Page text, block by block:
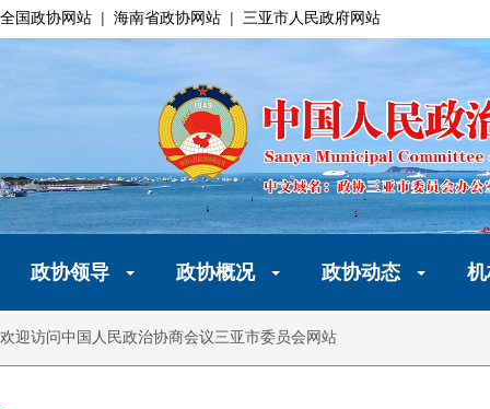
全国政协网站 | 海南省政协网站 | 三亚市人民政府网站
政协领导 政协概况 政协动态
欢迎访问中国人民政治协商会议三亚市委员会网站